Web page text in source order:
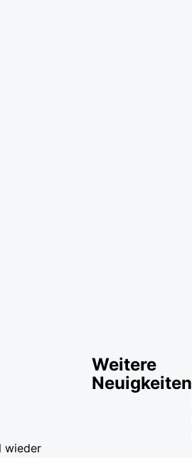
wieder
Weitere
Neuigkeiten